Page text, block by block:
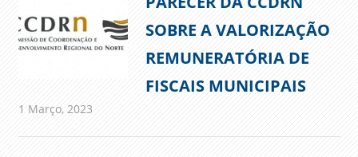
SOBRE A VALORIZAÇÃO
REMUNERATÓRIA DE
FISCAIS MUNICIPAIS
1 Março, 2023